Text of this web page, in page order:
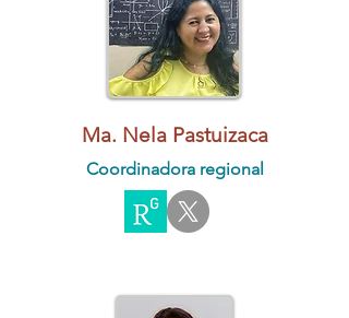
Ma. Nela Pastuizaca
Coordinadora regional